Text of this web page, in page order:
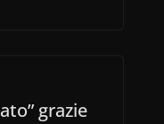
grazie